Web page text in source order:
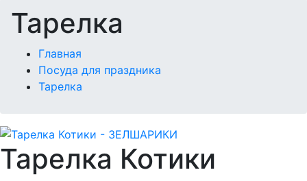
Тарелка
Главная
Посуда для праздника
Тарелка
Тарелка Котики